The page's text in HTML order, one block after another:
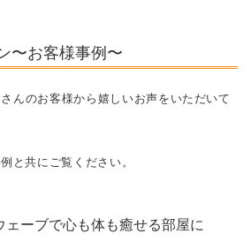
〜お客様事例〜
んのお客様から嬉しいお声をいただいて
と共にご覧ください。
ェーブで心も体も癒せる部屋に